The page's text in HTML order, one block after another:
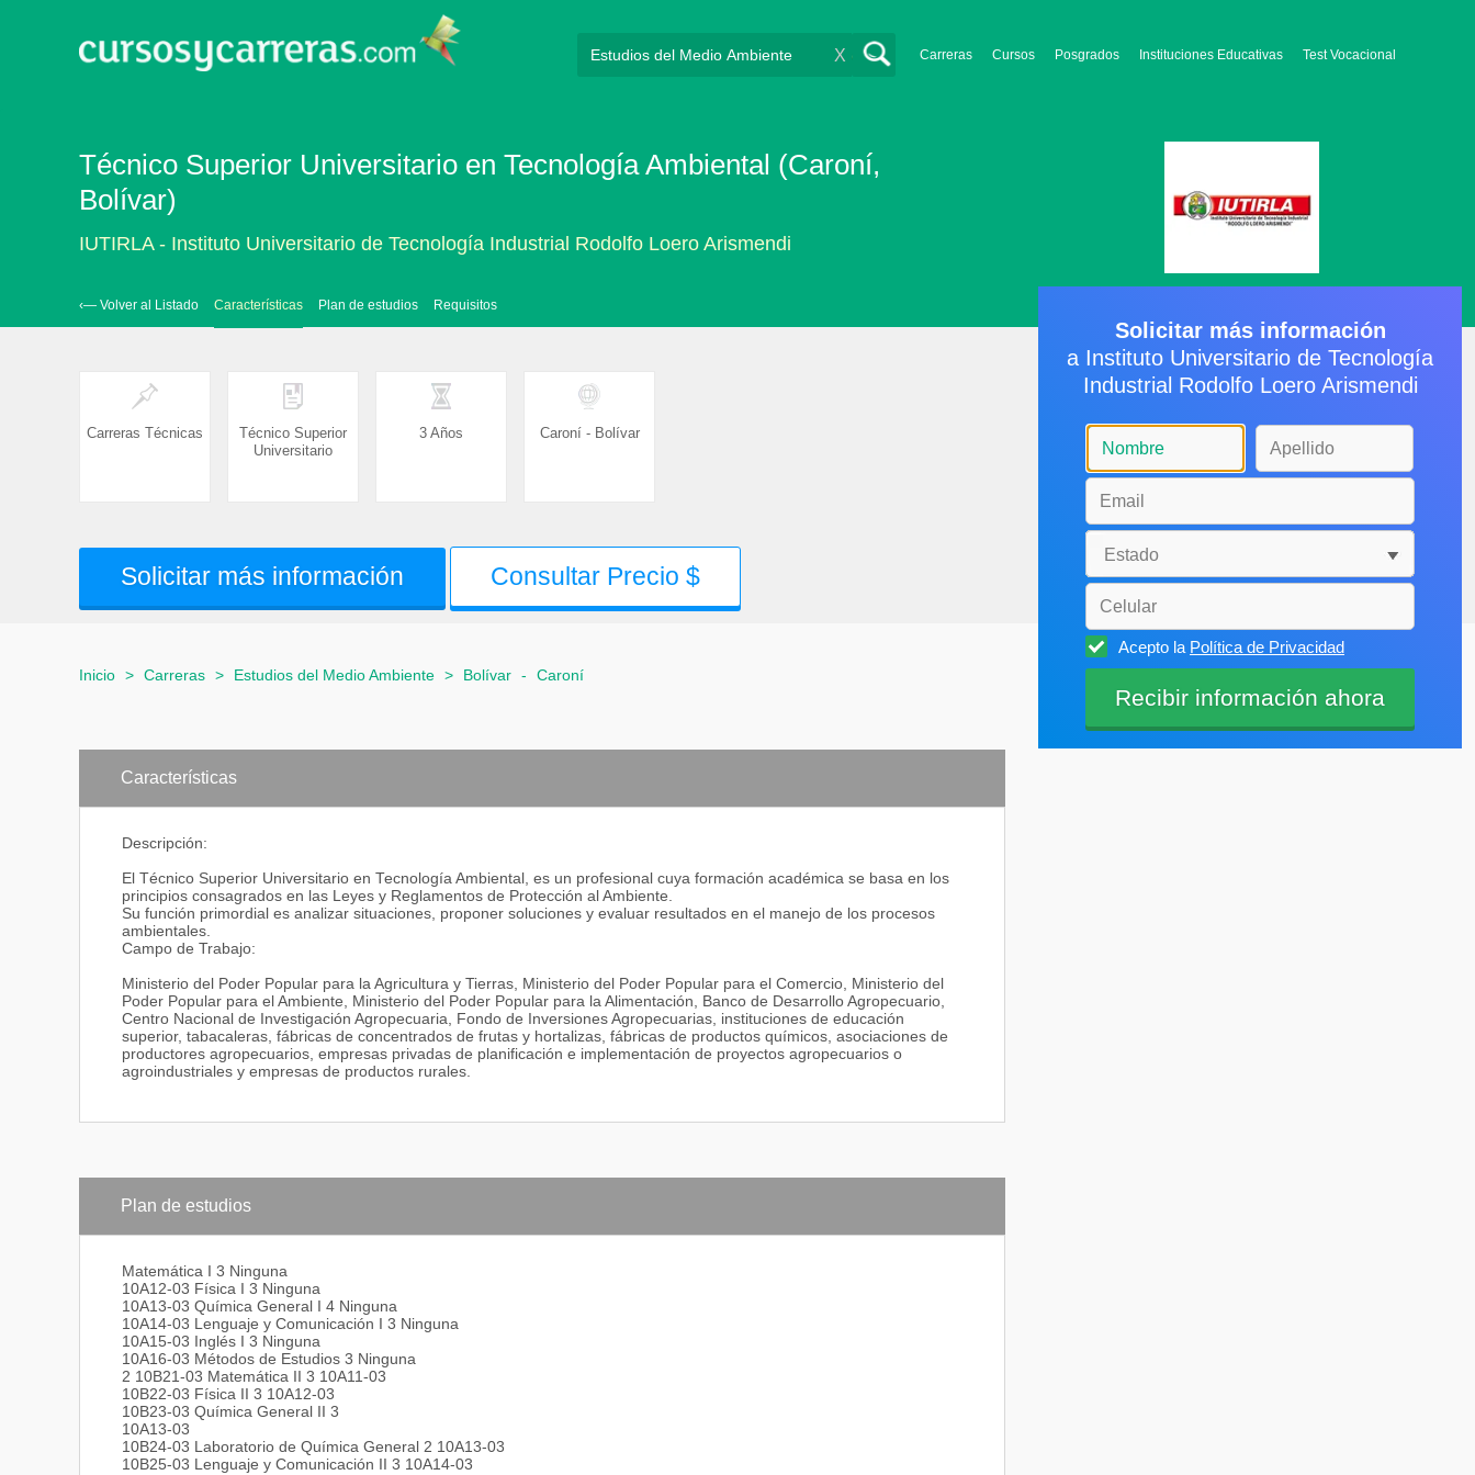
Carreras Cursos Posgrados Instituciones Educativas Test Vocacional
X
Técnico Superior Universitario en Tecnología Ambiental (Caroní,
Bolívar)
IUTIRLA - Instituto Universitario de Tecnología Industrial Rodolfo Loero Arismendi
‹— Volver al Listado Características Plan de estudios Requisitos
Carreras Técnicas
Técnico Superior
Universitario
3 Años Caroní - Bolívar
Solicitar más información Consultar Precio $
Inicio > Carreras > Estudios del Medio Ambiente > Bolívar - Caroní
Características
Descripción:
El Técnico Superior Universitario en Tecnología Ambiental, es un profesional cuya formación académica se basa en los
principios consagrados en las Leyes y Reglamentos de Protección al Ambiente.
Su función primordial es analizar situaciones, proponer soluciones y evaluar resultados en el manejo de los procesos
ambientales.
Campo de Trabajo:
Ministerio del Poder Popular para la Agricultura y Tierras, Ministerio del Poder Popular para el Comercio, Ministerio del
Poder Popular para el Ambiente, Ministerio del Poder Popular para la Alimentación, Banco de Desarrollo Agropecuario,
Centro Nacional de Investigación Agropecuaria, Fondo de Inversiones Agropecuarias, instituciones de educación
superior, tabacaleras, fábricas de concentrados de frutas y hortalizas, fábricas de productos químicos, asociaciones de
productores agropecuarios, empresas privadas de planificación e implementación de proyectos agropecuarios o
agroindustriales y empresas de productos rurales.
Plan de estudios
Matemática I 3 Ninguna
10A12-03 Física I 3 Ninguna
10A13-03 Química General I 4 Ninguna
10A14-03 Lenguaje y Comunicación I 3 Ninguna
10A15-03 Inglés I 3 Ninguna
10A16-03 Métodos de Estudios 3 Ninguna
2 10B21-03 Matemática II 3 10A11-03
10B22-03 Física II 3 10A12-03
10B23-03 Química General II 3
10A13-03
10B24-03 Laboratorio de Química General 2 10A13-03
10B25-03 Lenguaje y Comunicación II 3 10A14-03
Solicitar más información
a Instituto Universitario de Tecnología
Industrial Rodolfo Loero Arismendi
Acepto la Política de Privacidad